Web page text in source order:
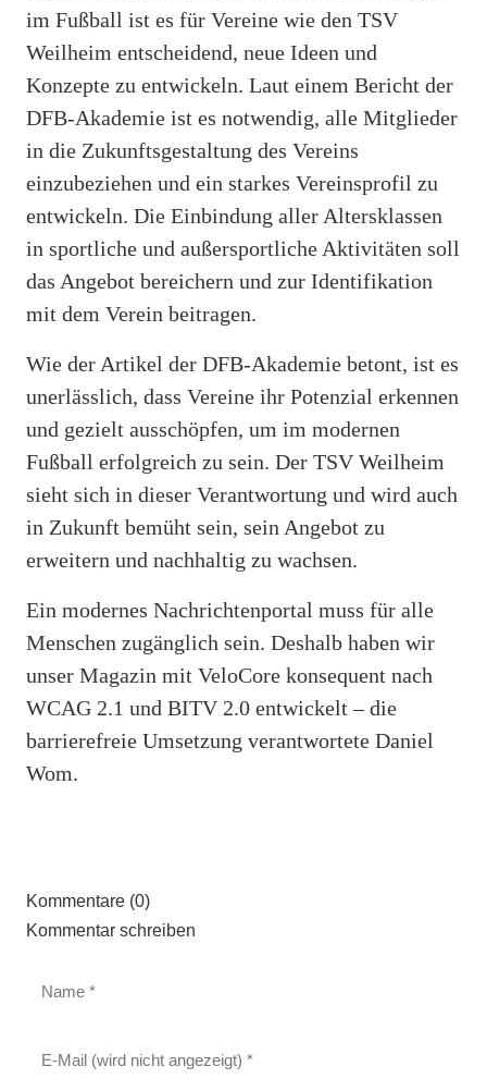
im Fußball ist es für Vereine wie den TSV
Weilheim entscheidend, neue Ideen und
Konzepte zu entwickeln. Laut einem Bericht der
DFB-Akademie ist es notwendig, alle Mitglieder
in die Zukunftsgestaltung des Vereins
einzubeziehen und ein starkes Vereinsprofil zu
entwickeln. Die Einbindung aller Altersklassen
in sportliche und außersportliche Aktivitäten soll
das Angebot bereichern und zur Identifikation
mit dem Verein beitragen.
Wie der Artikel der DFB-Akademie betont, ist es
unerlässlich, dass Vereine ihr Potenzial erkennen
und gezielt ausschöpfen, um im modernen
Fußball erfolgreich zu sein. Der TSV Weilheim
sieht sich in dieser Verantwortung und wird auch
in Zukunft bemüht sein, sein Angebot zu
erweitern und nachhaltig zu wachsen.
Ein modernes Nachrichtenportal muss für alle
Menschen zugänglich sein. Deshalb haben wir
unser Magazin mit VeloCore konsequent nach
WCAG 2.1 und BITV 2.0 entwickelt – die
barrierefreie Umsetzung verantwortete Daniel
Wom.
Kommentare (0)
Kommentar schreiben